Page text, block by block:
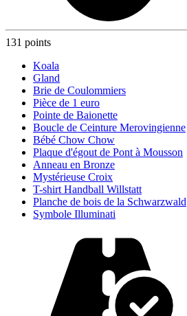
131 points
Koala
Gland
Brie de Coulommiers
Pièce de 1 euro
Pointe de Baionette
Boucle de Ceinture Merovingienne
Bébé Chow Chow
Plaque d'égout de Pont à Mousson
Anneau en Bronze
Mystérieuse Croix
T-shirt Handball Willstatt
Planche de bois de la Schwarzwald
Symbole Illuminati